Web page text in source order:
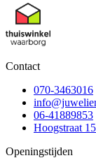
Contact
070-3463016
06-41889853
Hoogstraat
Openingstijden